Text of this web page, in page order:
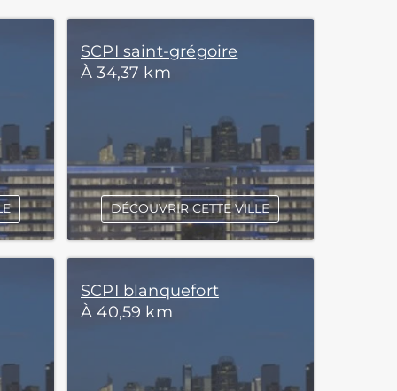
SCPI saint-grégoire
À 34,37 km
DÉCOUVRIR CETTE VILLE
SCPI blanquefort
À 40,59 km